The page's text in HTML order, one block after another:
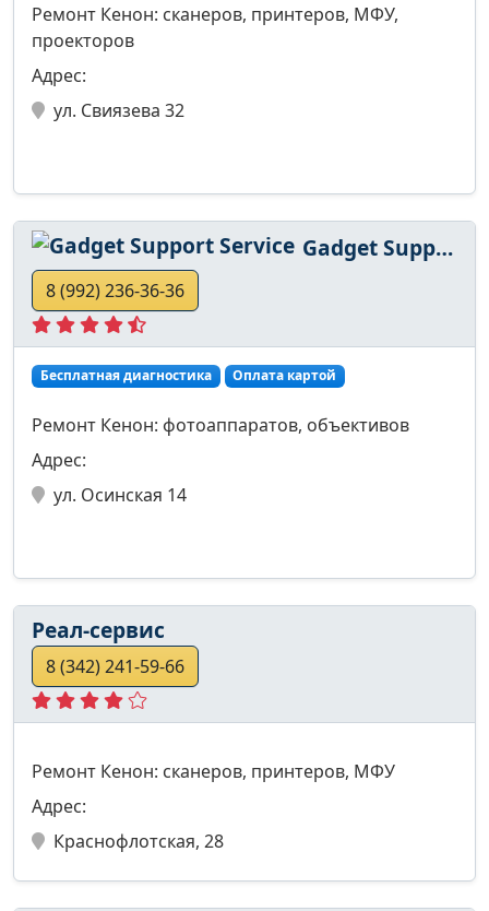
Ремонт Кенон: сканеров, принтеров, МФУ,
проекторов
Адрес:
ул. Свиязева 32
Gadget Support Service
8 (992) 236-36-36
Бесплатная диагностика Оплата картой
Ремонт Кенон: фотоаппаратов, объективов
Адрес:
ул. Осинская 14
Реал-сервис
8 (342) 241-59-66
Ремонт Кенон: сканеров, принтеров, МФУ
Адрес:
Краснофлотская, 28